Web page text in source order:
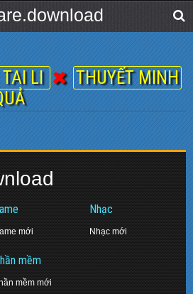
TAI LI
THUYẾT MINH
mới
mềm
mềm mới
Nhạc
Nhạc mới